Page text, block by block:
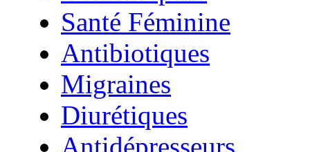
Santé Féminine
Antibiotiques
Migraines
Diurétiques
Antidépresseurs